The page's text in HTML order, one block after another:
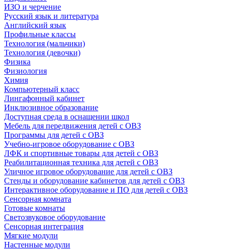
ИЗО и черчение
Русский язык и литература
Английский язык
Профильные классы
Технология (мальчики)
Технология (девочки)
Физика
Физиология
Химия
Компьютерный класс
Лингафонный кабинет
Инклюзивное образование
Доступная среда в оснащении школ
Мебель для передвижения детей с ОВЗ
Программы для детей с ОВЗ
Учебно-игровое оборудование с ОВЗ
ЛФК и спортивные товары для детей с ОВЗ
Реабилитационная техника для детей с ОВЗ
Уличное игровое оборудование для детей с ОВЗ
Стенды и оборудование кабинетов для детей с ОВЗ
Интерактивное оборудование и ПО для детей с ОВЗ
Сенсорная комната
Готовые комнаты
Светозвуковое оборудование
Сенсорная интеграция
Мягкие модули
Настенные модули